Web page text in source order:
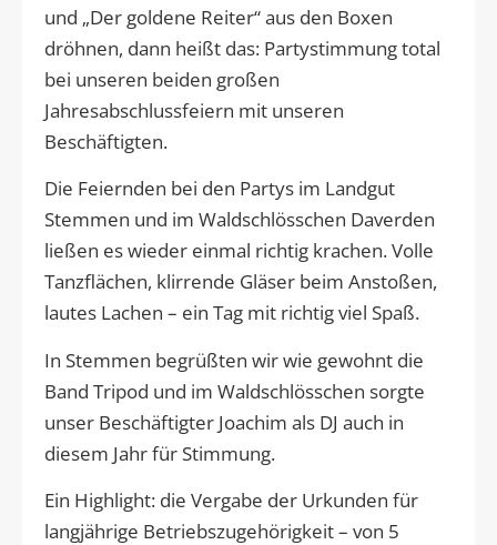
und „Der goldene Reiter“ aus den Boxen
dröhnen, dann heißt das: Partystimmung total
bei unseren beiden großen
Jahresabschlussfeiern mit unseren
Beschäftigten.
Die Feiernden bei den Partys im Landgut
Stemmen und im Waldschlösschen Daverden
ließen es wieder einmal richtig krachen. Volle
Tanzflächen, klirrende Gläser beim Anstoßen,
lautes Lachen – ein Tag mit richtig viel Spaß.
In Stemmen begrüßten wir wie gewohnt die
Band Tripod und im Waldschlösschen sorgte
unser Beschäftigter Joachim als DJ auch in
diesem Jahr für Stimmung.
Ein Highlight: die Vergabe der Urkunden für
langjährige Betriebszugehörigkeit – von 5